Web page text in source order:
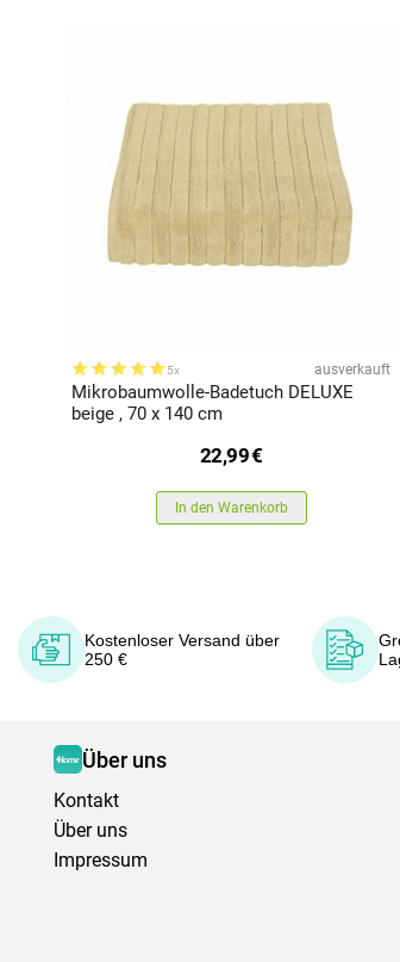
5x ausverkauft
Mikrobaumwolle-Badetuch DELUXE
beige , 70 x 140 cm
22,99€
In den Warenkorb
Kostenloser Versand über
250 €
Über uns
Kontakt
Über uns
Impressum